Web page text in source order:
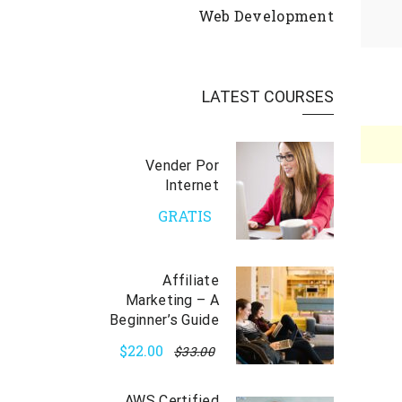
Web Development
LATEST COURSES
Vender Por
Internet
GRATIS
Affiliate
Marketing – A
Beginner’s Guide
$33.00
$22.00